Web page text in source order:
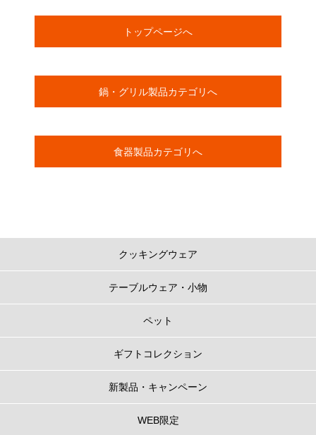
トップページへ
鍋・グリル製品カテゴリへ
食器製品カテゴリへ
クッキングウェア
テーブルウェア・小物
ペット
ギフトコレクション
新製品・キャンペーン
WEB限定